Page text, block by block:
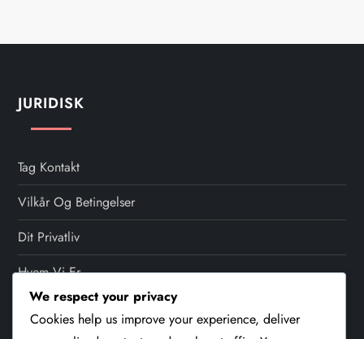
JURIDISK
Tag Kontakt
Vilkår Og Betingelser
Dit Privatliv
Hvem Vi Er
Cookiepolitik
We respect your privacy
Cookies help us improve your experience, deliver